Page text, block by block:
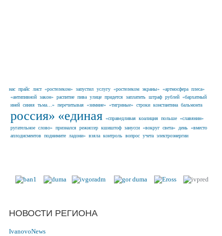
нас прайс лист «ростелеком» запустил услугу «ростелеком экраны» «артмосфера плеса»
«антипивной закон» распитие пива улице придется заплатить штраф рублей «бархатный
иней синяя тьма…» перечитывая «зимние» «тигриные» строки константина бальмонта
россия» «единая «справедливая коалиция польше «славянин»
ругательное слово» признался режиссер кшиштоф занусси «вокруг света» день «вместо
аплодисментов поднимите ладони» взяла контроль вопрос учета электроэнергии
НОВОСТИ РЕГИОНА
IvanovoNews